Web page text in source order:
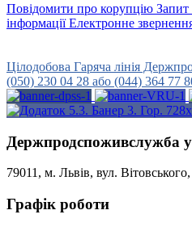
Повідомити про корупцію Запит
інформаціїЕлектронне
Цілодобова Гаряча лінія
(050) 230 04 28 або (044) 364 77
Держпродспоживслужба у
79011, м. Львів, вул.
Графік роботи